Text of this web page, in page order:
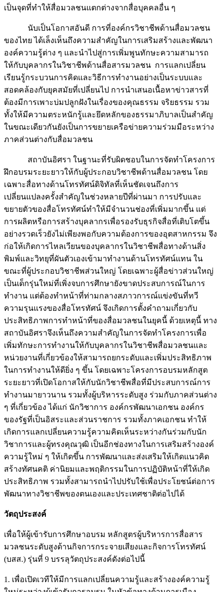
เป็นจุดที่ทำให้สื่อมวลชนแตกต่างจากสื่อบุคคลอื่น ๆ
นับเป็นโอกาสอันดี การที่องค์กรวิชาชีพด้านสื่อมวลชน
ของไทย ได้เล็งเห็นถึงความสำคัญในการเสริมสร้างและพัฒนา
องค์ความรู้ต่าง ๆ และนำไปสู่การเพิ่มพูนทักษะความสามารถ
ให้กับบุคลากรในวิชาชีพด้านสื่อสารมวลชน การแลกเปลี่ยน
เรียนรู้กระบวนการคิดและวิธีการทำงานอย่างเป็นระบบและ
สอดคล้องกับยุคสมัยที่เปลี่ยนไป การนำเสนอเนื้อหาข่าวสารที่
ต้องมีการเพาะบ่มปลูกฝังในเรื่องของคุณธรรม จริยธรรม รวม
ทั้งให้มีความตระหนักรู้และยึดหลักของธรรมาภิบาลเป็นสำคัญ
ในขณะเดียวกันยังเป็นการขยายเครือข่ายความร่วมมือระหว่าง
ภาคส่วนต่างกับสื่อมวลชน
สถาบันอิศรา ในฐานะที่รับผิดชอบในการจัดทำโครงการ
ฝึกอบรมระยะยาวให้กับผู้ประกอบวิชาชีพด้านสื่อมวลชน โดย
เฉพาะสื่อทางด้านโทรทัศน์ดิจิทัลที่เห็นชัดเจนถึงการ
เปลี่ยนแปลงครั้งสำคัญในช่วงหลายปีที่ผ่านมา การปรับและ
ขยายตัวของสื่อโทรทัศน์ทำให้มีจำนวนช่องที่เพิ่มมากขึ้น แต่
การผลิตหรือการสร้างบุคลากรเพื่อรองรับธุรกิจสื่อที่เติบโตขึ้น
อย่างรวดเร็วยังไม่เพียงพอกับความต้องการของอุตสาหกรรม จึง
ก่อให้เกิดการไหลเวียนของบุคลากรในวิชาชีพสื่อทางด้านสิ่ง
พิมพ์และวิทยุที่ผันตัวเองเข้ามาทำงานด้านโทรทัศน์แทน ใน
ขณะที่ผู้ประกอบวิชาชีพส่วนใหญ่ โดยเฉพาะผู้สื่อข่าวส่วนใหญ่
เป็นเด็กรุ่นใหม่ที่เพิ่งจบการศึกษายังขาดประสบการณ์ในการ
ทำงาน แต่ต้องทำหน้าที่ท่ามกลางสภาวการณ์แข่งขันที่ทวี
ความรุนแรงของสื่อโทรทัศน์ จึงเกิดการตั้งคำถามเกี่ยวกับ
ประสิทธิภาพการทำหน้าที่ของสื่อมวลชนในยุคนี้ ด้วยเหตุนี้ ทาง
สถาบันอิศราจึงเห็นถึงความสำคัญในการจัดทำโครงการเพื่อ
เพิ่มทักษะการทำงานให้กับบุคลากรในวิชาชีพสื่อมวลชนและ
หน่วยงานที่เกี่ยวข้องให้สามารถยกระดับและเพิ่มประสิทธิภาพ
ในการทำงานให้ดียิ่ง ๆ ขึ้น โดยเฉพาะโครงการอบรมหลักสูต
ระยะยาวที่เปิดโอกาสให้กับนักวิชาชีพสื่อที่มีประสบการณ์การ
ทำงานมายาวนาน รวมทั้งผู้บริหารระดับสูง ร่วมกับภาคส่วนต่าง
ๆ ที่เกี่ยวข้อง ได้แก่ นักวิชาการ องค์กรพัฒนาเอกชน องค์กร
ของรัฐที่เป็นอิสระและส่วนราชการ รวมทั้งภาคเอกชน ทำให้
เกิดการแลกเปลี่ยนความรู้ความคิดเห็นระหว่างกันร่วมกับนัก
วิชาการและผู้ทรงคุณวุฒิ เป็นอีกช่องทางในการเสริมสร้างองค์
ความรู้ใหม่ ๆ ให้เกิดขึ้น การพัฒนาและส่งเสริมให้เกิดแนวคิด
สร้างทัศนคติ ค่านิยมและพฤติกรรมในการปฏิบัติหน้าที่ให้เกิด
ประสิทธิภาพ รวมทั้งสามารถนำไปปรับใช้เพื่อประโยชน์ต่อการ
พัฒนาทางวิชาชีพของตนเองและประเทศชาติต่อไปได้
วัตถุประสงค์
เพื่อให้ผู้เข้ารับการศึกษาอบรม หลักสูตรผู้บริหารการสื่อสาร
มวลชนระดับสูงด้านกิจการกระจายเสียงและกิจการโทรทัศน์
(บสส.) รุ่นที่ 9 บรรลุวัตถุประสงค์ดังต่อไปนี้
1. เพื่อเปิดเวทีให้มีการแลกเปลี่ยนความรู้และสร้างองค์ความรู้